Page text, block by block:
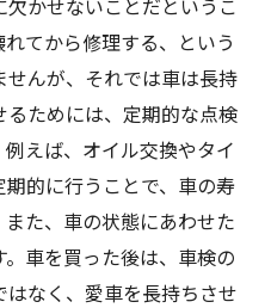
かせないことだというこ
てから修理する、という
んが、それでは車は長持
ためには、定期的な点検
えば、オイル交換やタイ
的に行うことで、車の寿
た、車の状態にあわせた
車を買った後は、車検の
なく、愛車を長持ちさせ